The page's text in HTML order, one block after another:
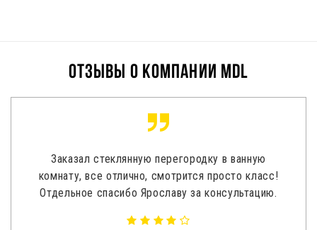
Отзывы о компании MDL
Заказал стеклянную перегородку в ванную
комнату, все отлично, смотрится просто класс!
Отдельное спасибо Ярославу за консультацию.